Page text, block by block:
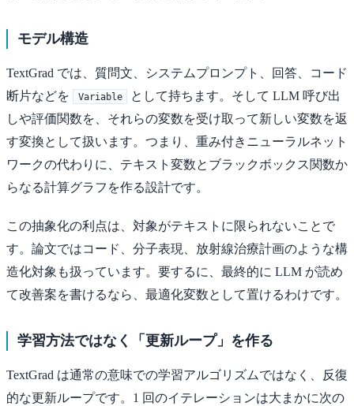
モデル構造
TextGrad では、質問文、システムプロンプト、回答、コード
断片などを
Variable
として持ちます。そして LLM 呼び出
しや評価関数を、それらの変数を受け取って新しい変数を返
す変換として扱います。つまり、重み付きニューラルネット
ワークの代わりに、テキスト変数とブラックボックス関数か
らなる計算グラフを作る設計です。
この抽象化の利点は、対象がテキストに限られないことで
す。論文ではコード、分子表現、放射線治療計画のような構
造化対象も扱っています。要するに、最終的に LLM が読め
て改善案を書けるなら、最適化変数として置けるわけです。
学習方法ではなく「更新ループ」を作る
TextGrad は通常の意味での学習アルゴリズムではなく、反復
的な更新ループです。1 回のイテレーションは大まかに次の